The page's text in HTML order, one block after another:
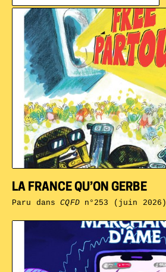
LA FRANCE QU’ON GERBE
Paru dansCQFDn°253 (juin 2026)